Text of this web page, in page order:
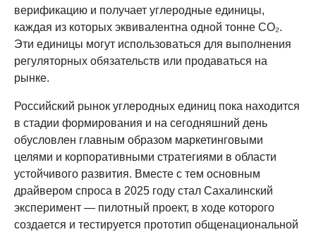
верификацию и получает углеродные единицы,
каждая из которых эквивалентна одной тонне CO₂.
Эти единицы могут использоваться для выполнения
регуляторных обязательств или продаваться на
рынке.
Российский рынок углеродных единиц пока находится
в стадии формирования и на сегодняшний день
обусловлен главным образом маркетинговыми
целями и корпоративными стратегиями в области
устойчивого развития. Вместе с тем основным
драйвером спроса в 2025 году стал Сахалинский
эксперимент — пилотный проект, в ходе которого
создается и тестируется прототип общенациональной